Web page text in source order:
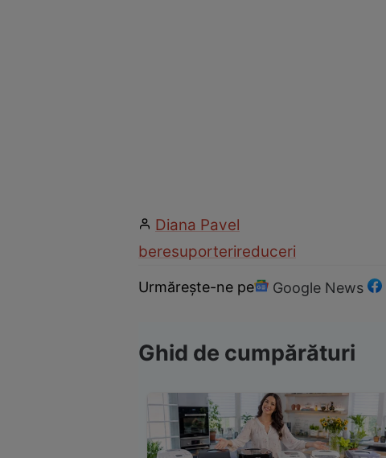
Diana Pavel
beresuporterireduceri
Urmărește-ne pe Google News
Ghid de cumpărături